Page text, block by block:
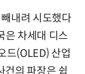
내려 시도했다
은 차세대 디스
드(OLED) 산업
건의 파장은 쉽